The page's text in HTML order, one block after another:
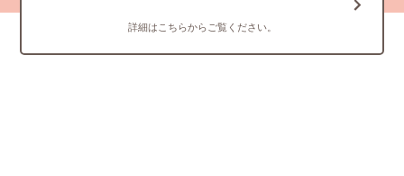
詳細はこちらからご覧ください。